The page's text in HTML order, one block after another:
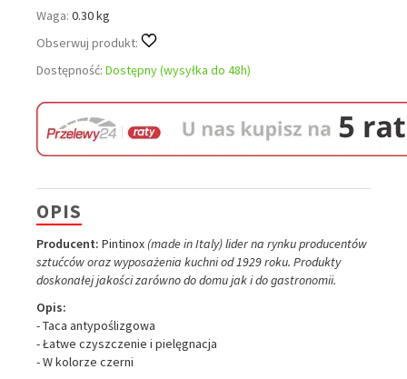
Waga: 0.30 kg
Obserwuj produkt:
Dostępność: Dostępny (wysyłka do 48h)
OPIS
Producent: Pintinox (made in Italy) lider na rynku producentów
sztućców oraz wyposażenia kuchni od 1929 roku. Produkty
doskonałej jakości zarówno do domu jak i do gastronomii.
Opis:
- Taca antypoślizgowa
- Łatwe czyszczenie i pielęgnacja
- W kolorze czerni